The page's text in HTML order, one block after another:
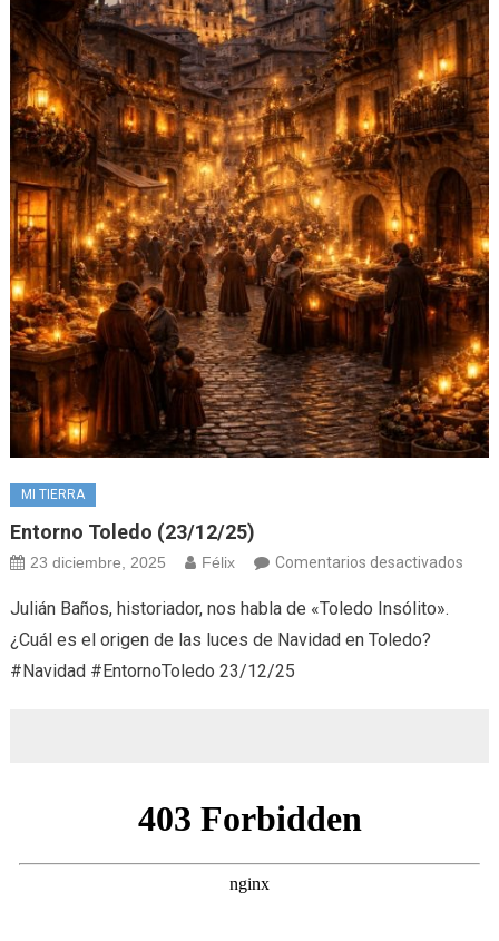
MI TIERRA
Entorno Toledo (23/12/25)
23 diciembre, 2025 Félix Comentarios desactivadosen
Julián Baños, historiador, nos habla de «Toledo Insólito».
¿Cuál es el origen de las luces de Navidad en Toledo?
#Navidad #EntornoToledo 23/12/25